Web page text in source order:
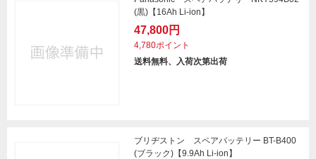
(黒)【16Ah Li-ion】
47,800円
4,780ポイント
送料無料、入荷次第出荷
ブリヂストン スペアバッテリー BT-B400
(ブラック)【9.9Ah Li-ion】